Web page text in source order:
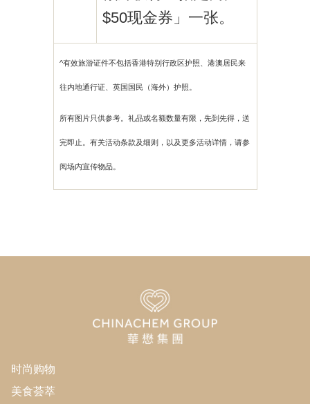
$50现金券」一张。
^有效旅游证件不包括香港特别行政区护照、港澳居民来
往内地通行证、英国国民（海外）护照。
所有图片只供参考。礼品或名额数量有限，先到先得，送
完即止。有关活动条款及细则，以及更多活动详情，请参
阅场内宣传物品。
时尚购物
美食荟萃